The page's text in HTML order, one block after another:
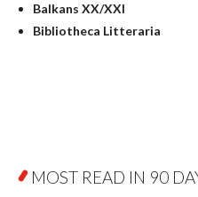
Pedagogy
Textbooks for foreigners
Open Access
Balkans XX/XXI
Bibliotheca Litteraria
MOST READ IN 90